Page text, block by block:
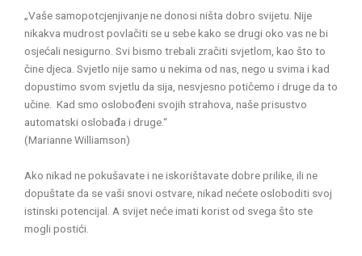
„Vaše samopotcjenjivanje ne donosi ništa dobro svijetu. Nije
nikakva mudrost povlačiti se u sebe kako se drugi oko vas ne bi
osjećali nesigurno. Svi bismo trebali zračiti svjetlom, kao što to
čine djeca. Svjetlo nije samo u nekima od nas, nego u svima i kad
dopustimo svom svjetlu da sija, nesvjesno potičemo i druge da to
učine. Kad smo oslobođeni svojih strahova, naše prisustvo
automatski oslobađa i druge.“
(Marianne Williamson)
Ako nikad ne pokušavate i ne iskorištavate dobre prilike, ili ne
dopuštate da se vaši snovi ostvare, nikad nećete osloboditi svoj
istinski potencijal. A svijet neće imati korist od svega što ste
mogli postići.